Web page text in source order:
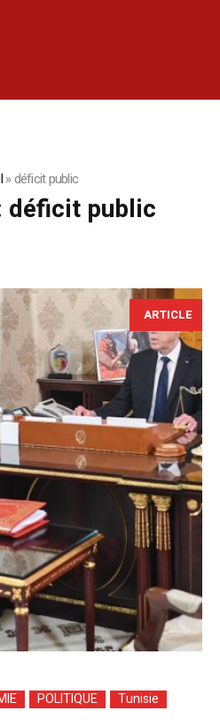
»déficit public
déficit public
ARTICLE
POLITIQUE Tunisie